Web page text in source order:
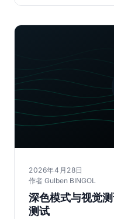
2026年4月28日
作者 Gulben BINGOL
深色模式与视觉
测试